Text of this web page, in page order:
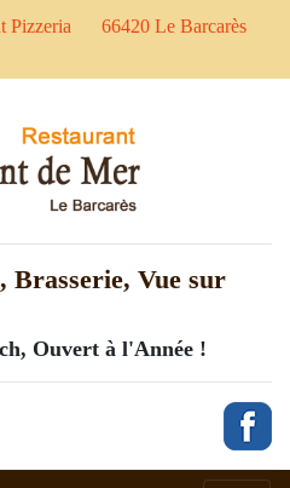
Pizzeria
66420 Le Barcarès
Brasserie, Vue sur
Ouvert à l'Année !